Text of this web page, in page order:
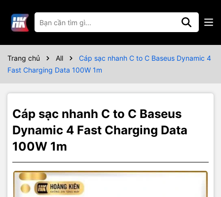
Trang chủ All
Cáp sạc nhanh C to C Baseus Dynamic 4
Fast Charging Data 100W 1m
Cáp sạc nhanh C to C Baseus
Dynamic 4 Fast Charging Data
100W 1m
Thông số kỹ thuật